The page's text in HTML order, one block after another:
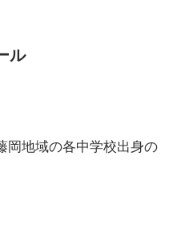
ル
地域の各中学校出身の